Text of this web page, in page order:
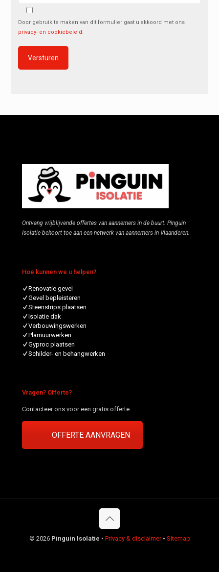
Door gebruik te maken van dit formulier gaat u akkoord met ons
privacy- en cookiebeleid .
Ontvang vrijblijvende offertes van aannemers in de buurt. Pinguin
Isolatie behoort toe aan een netwerk van aannemers in Vlaanderen.
Hoe kunnen we u helpen?
Renovatie gevel
Gevel bepleisteren
Steenstrips plaatsen
Isolatie dak
Verbouwingswerken
Plamuurwerken
Gyproc plaatsen
Schilder- en behangwerken
Vragen? Offerte?
Contacteer ons voor een gratis offerte.
OFFERTE AANVRAGEN
© 2026 Pinguin Isolatie • Privacy & disclaimer• Sitemap